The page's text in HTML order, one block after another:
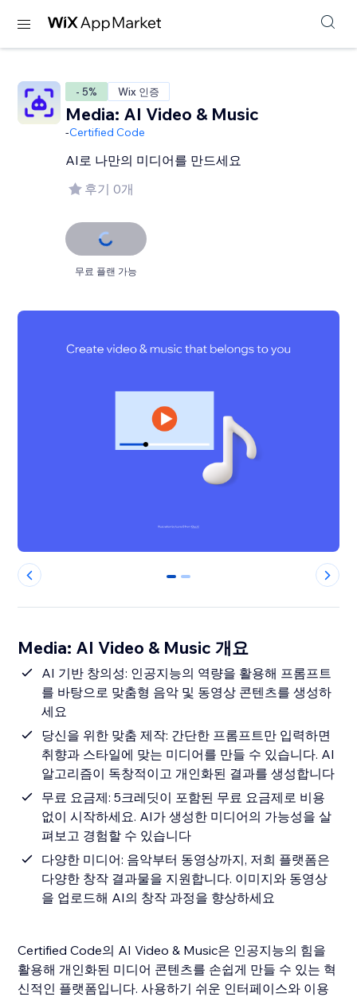
- 5% Wix 인증
Media: AI Video & Music
-Certified Code
AI로 나만의 미디어를 만드세요
후기 0개
무료 플랜 가능
0 1
Media: AI Video & Music 개요
AI 기반 창의성: 인공지능의 역량을 활용해 프롬프트
를 바탕으로 맞춤형 음악 및 동영상 콘텐츠를 생성하
세요
당신을 위한 맞춤 제작: 간단한 프롬프트만 입력하면
취향과 스타일에 맞는 미디어를 만들 수 있습니다. AI
알고리즘이 독창적이고 개인화된 결과를 생성합니다
무료 요금제: 5크레딧이 포함된 무료 요금제로 비용
없이 시작하세요. AI가 생성한 미디어의 가능성을 살
펴보고 경험할 수 있습니다
다양한 미디어: 음악부터 동영상까지, 저희 플랫폼은
다양한 창작 결과물을 지원합니다. 이미지와 동영상
을 업로드해 AI의 창작 과정을 향상하세요
Certified Code의 AI Video & Music은 인공지능의 힘을
활용해 개인화된 미디어 콘텐츠를 손쉽게 만들 수 있는 혁
신적인 플랫폼입니다. 사용하기 쉬운 인터페이스와 이용